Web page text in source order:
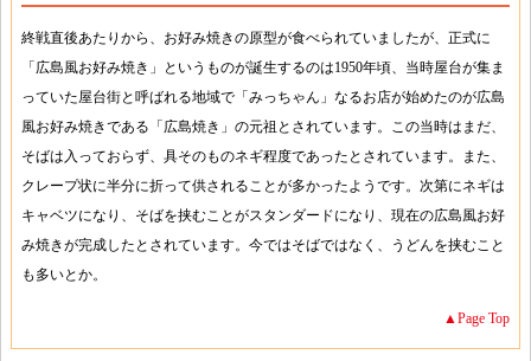
終戦直後あたりから、お好み焼きの原型が食べられていましたが、正式に
「広島風お好み焼き」というものが誕生するのは1950年頃、当時屋台が集ま
っていた屋台街と呼ばれる地域で「みっちゃん」なるお店が始めたのが広島
風お好み焼きである「広島焼き」の元祖とされています。この当時はまだ、
そばは入っておらず、具そのものネギ程度であったとされています。また、
クレープ状に半分に折って供されることが多かったようです。次第にネギは
キャベツになり、そばを挟むことがスタンダードになり、現在の広島風お好
み焼きが完成したとされています。今ではそばではなく、うどんを挟むこと
も多いとか。
▲Page Top